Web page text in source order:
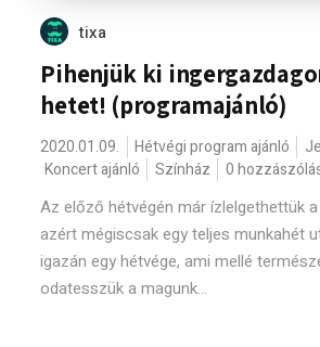
tixa
Pihenjük ki
hetet! (programajánló)
2020.01.09. Hétvégi program ajánló
Koncert ajánló
Színház 0
Az előző hétvégén már ízlelgethettük
azért mégiscsak egy teljes munkahét
igazán egy hétvége, ami mellé
odatesszük a magunk...